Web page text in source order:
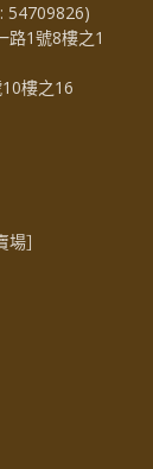
54709826)
路1號8樓之1
樓之16
］